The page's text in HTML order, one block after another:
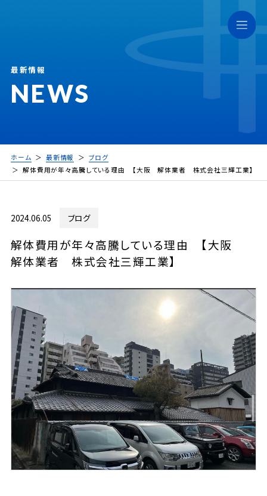
NEWS
最新情報
ホーム 最新情報
ブログ
解体費用が年々高騰している理由 【大阪 解体業者 株式会社三輝工業】
2024.06.05 ブログ
解体費用が年々高騰している理由 【大阪
解体業者 株式会社三輝工業】